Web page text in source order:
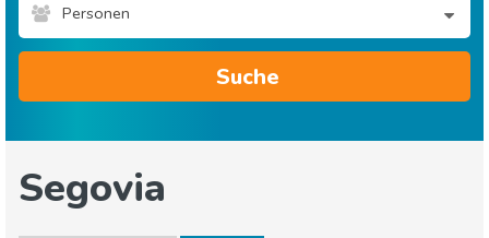
Personen
Suche
Segovia